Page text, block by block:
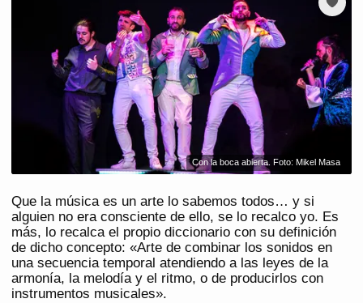
Con la boca abierta. Foto: Mikel Masa
Que la música es un arte lo sabemos todos… y si
alguien no era consciente de ello, se lo recalco yo. Es
más, lo recalca el propio diccionario con su definición
de dicho concepto: «Arte de combinar los sonidos en
una secuencia temporal atendiendo a las leyes de la
armonía, la melodía y el ritmo, o de producirlos con
instrumentos musicales».